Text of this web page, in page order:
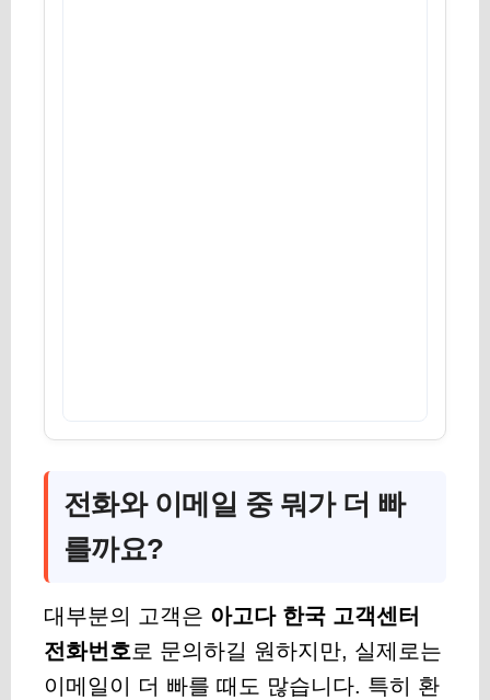
전화와 이메일 중 뭐가 더 빠
를까요?
대부분의 고객은 아고다 한국 고객센터
전화번호로 문의하길 원하지만, 실제로는
이메일이 더 빠를 때도 많습니다. 특히 환